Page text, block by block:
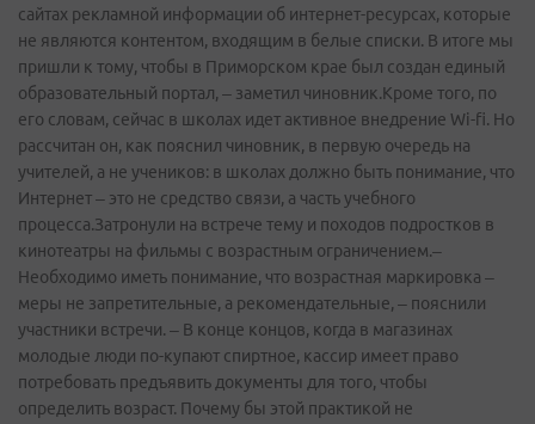
сайтах рекламной информации об интернет-ресурсах, которые
не являются контентом, входящим в белые списки. В итоге мы
пришли к тому, чтобы в Приморском крае был создан единый
образовательный портал, – заметил чиновник.Кроме того, по
его словам, сейчас в школах идет активное внедрение Wi-fi. Но
рассчитан он, как пояснил чиновник, в первую очередь на
учителей, а не учеников: в школах должно быть понимание, что
Интернет – это не средство связи, а часть учебного
процесса.Затронули на встрече тему и походов подростков в
кинотеатры на фильмы с возрастным ограничением.–
Необходимо иметь понимание, что возрастная маркировка –
меры не запретительные, а рекомендательные, – пояснили
участники встречи. – В конце концов, когда в магазинах
молодые люди по-купают спиртное, кассир имеет право
потребовать предъявить документы для того, чтобы
определить возраст. Почему бы этой практикой не